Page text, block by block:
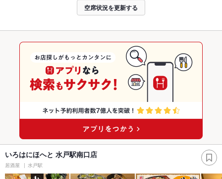
空席状況を更新する
いろはにほへと 水戸駅南口店
居酒屋 水戸駅